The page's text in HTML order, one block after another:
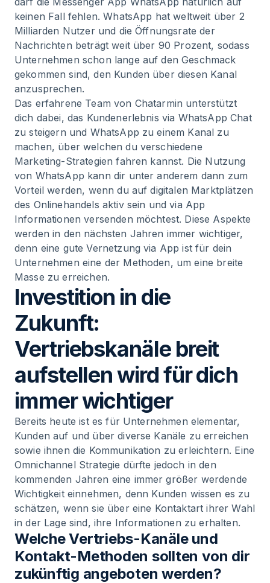
keinen Fall fehlen. WhatsApp hat weltweit über 2
Milliarden Nutzer und die Öffnungsrate der
Nachrichten beträgt weit über 90 Prozent, sodass
Unternehmen schon lange auf den Geschmack
gekommen sind, den Kunden über diesen Kanal
anzusprechen.
Das erfahrene Team von Chatarmin unterstützt
dich dabei, das Kundenerlebnis via WhatsApp Chat
zu steigern und WhatsApp zu einem Kanal zu
machen, über welchen du verschiedene
Marketing-Strategien fahren kannst. Die Nutzung
von WhatsApp kann dir unter anderem dann zum
Vorteil werden, wenn du auf digitalen Marktplätzen
des Onlinehandels aktiv sein und via App
Informationen versenden möchtest. Diese Aspekte
werden in den nächsten Jahren immer wichtiger,
denn eine gute Vernetzung via App ist für dein
Unternehmen eine der Methoden, um eine breite
Masse zu erreichen.
Investition in die
Zukunft:
Vertriebskanäle breit
aufstellen wird für dich
immer wichtiger
Bereits heute ist es für Unternehmen elementar,
Kunden auf und über diverse Kanäle zu erreichen
sowie ihnen die Kommunikation zu erleichtern. Eine
Omnichannel Strategie dürfte jedoch in den
kommenden Jahren eine immer größer werdende
Wichtigkeit einnehmen, denn Kunden wissen es zu
schätzen, wenn sie über eine Kontaktart ihrer Wahl
in der Lage sind, ihre Informationen zu erhalten.
Welche Vertriebs-Kanäle und
Kontakt-Methoden sollten von dir
zukünftig angeboten werden?